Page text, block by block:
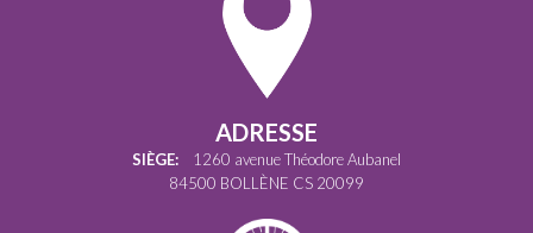
ADRESSE
SIÈGE: 1260 avenue Théodore Aubanel
84500 BOLLÈNE CS 20099